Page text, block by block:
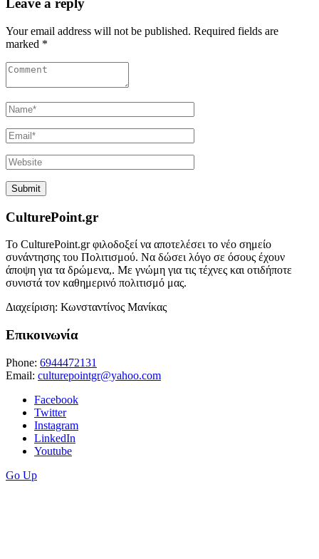
Leave a reply
Your email address will not be published. Required fields are
marked *
CulturePoint.gr
Το CulturePoint.gr φιλοδοξεί να αποτελέσει το νέο σημείο
συνάντησης του Πολιτισμού. Να δώσει λόγο σε όσους έχουν
άποψη για τα δρώμενα,. Με γνώμη για τις τέχνες και οτιδήποτε
συνιστά τον καθημερινό πολιτισμό μας.
Διαχείριση: Κωνσταντίνος Μανίκας
Επικοινωνία
Phone: 6944472131
Email: culturepointgr@yahoo.com
Facebook
Twitter
Instagram
LinkedIn
Youtube
Go Up